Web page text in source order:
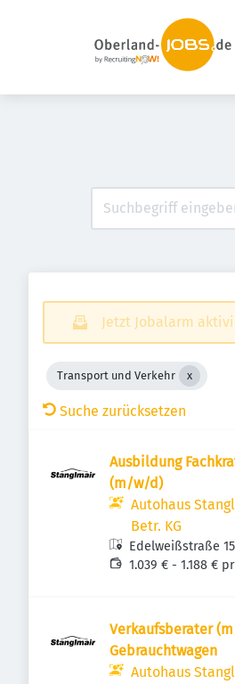
Jetzt Jobalarm
Transport und Verkehr
Suche zurücksetzen
Ausbildung
(m/w/d)
Autohaus
Betr. KG
Edelweißstraße
Deutschland
1.039 € - 1.188 €
Verkaufsberater
Gebrauchtwagen
Autohaus